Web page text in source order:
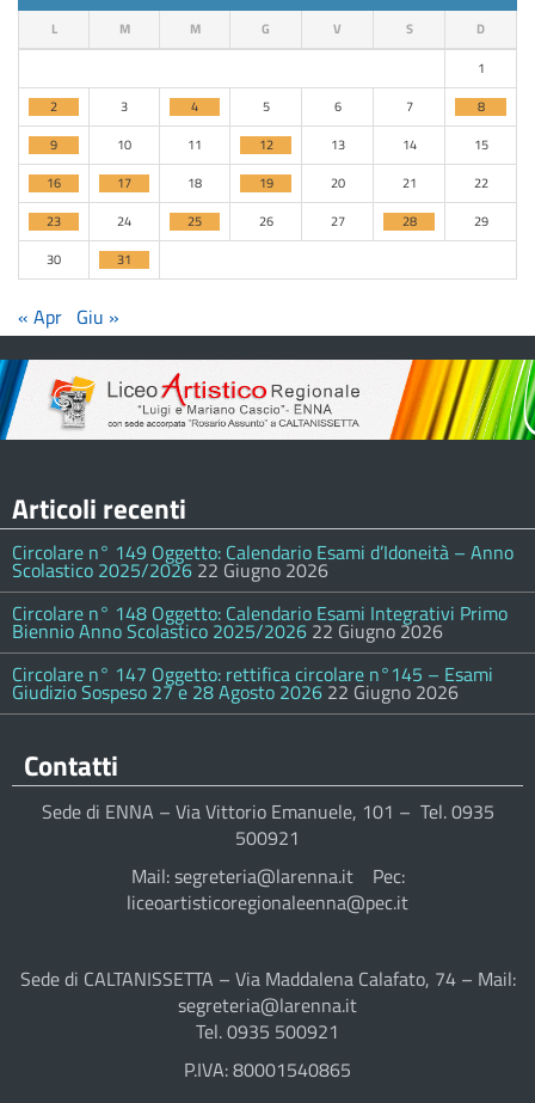
L M M G V S D
1
2
3 4 5 6 7
8
9
10 11 12 13 14
15
16
17 18 19 20 21
22
23
24 25 26 27 28
29
30
31
« Apr Giu »
Articoli recenti
Circolare n° 149 Oggetto: Calendario Esami d’Idoneità – Anno
Scolastico 2025/2026 22 Giugno 2026
Circolare n° 148 Oggetto: Calendario Esami Integrativi Primo
Biennio Anno Scolastico 2025/2026 22 Giugno 2026
Circolare n° 147 Oggetto: rettifica circolare n°145 – Esami
Giudizio Sospeso 27 e 28 Agosto 2026 22 Giugno 2026
Contatti
Sede di ENNA – Via Vittorio Emanuele, 101 – Tel. 0935
500921
Mail: segreteria@larenna.it Pec:
liceoartisticoregionaleenna@pec.it
Sede di CALTANISSETTA – Via Maddalena Calafato, 74 – Mail:
segreteria@larenna.it
Tel. 0935 500921
P.IVA: 80001540865